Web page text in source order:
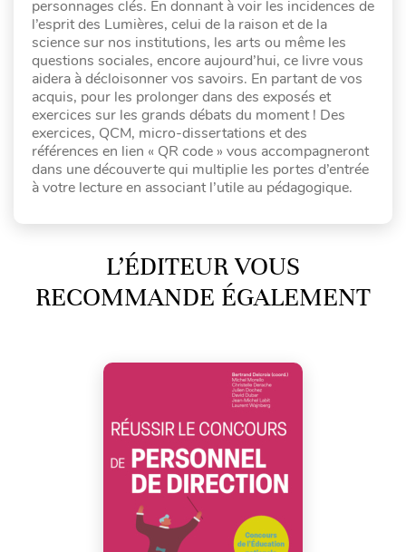
personnages clés. En donnant à voir les incidences de
l’esprit des Lumières, celui de la raison et de la
science sur nos institutions, les arts ou même les
questions sociales, encore aujourd’hui, ce livre vous
aidera à décloisonner vos savoirs. En partant de vos
acquis, pour les prolonger dans des exposés et
exercices sur les grands débats du moment ! Des
exercices, QCM, micro-dissertations et des
références en lien « QR code » vous accompagneront
dans une découverte qui multiplie les portes d’entrée
à votre lecture en associant l’utile au pédagogique.
L’ÉDITEUR VOUS
RECOMMANDE ÉGALEMENT